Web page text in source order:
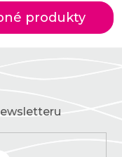
produkty